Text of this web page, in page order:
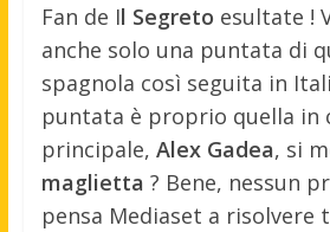
Fan de Il Segreto esultate !
anche solo una puntata di
spagnola così seguita in
puntata è proprio quella in
principale, Alex Gadea, si
maglietta ? Bene, nessun
pensa Mediaset a